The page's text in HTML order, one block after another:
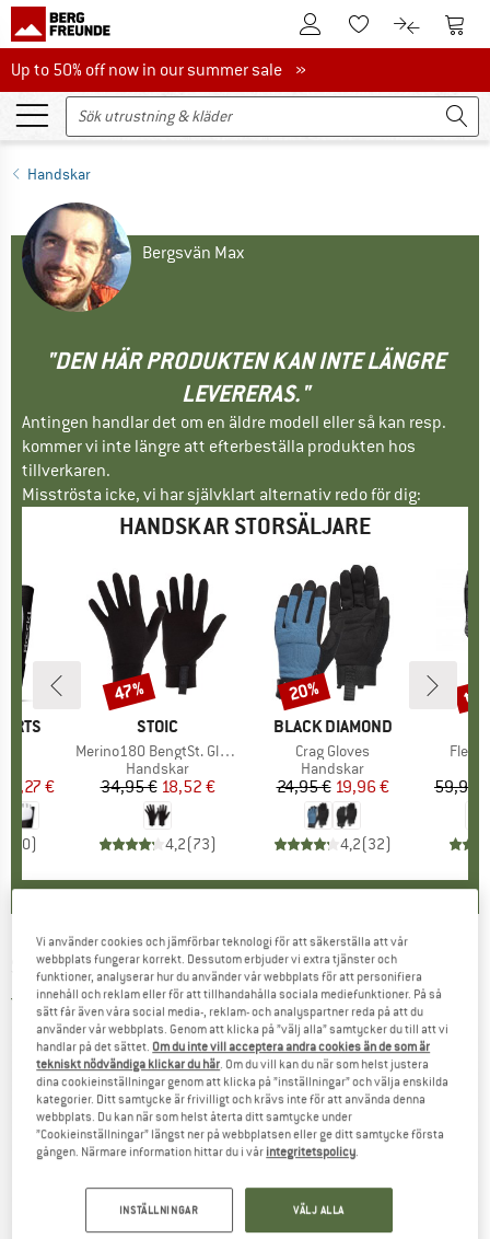
Till kundkontotTill minneslistan.
Till Till
Up to 50% off now in our summer sale
Up to 50% off now in our summer sale »
Handskar
Bergsvän Max
"DEN HÄR PRODUKTEN KAN INTE LÄNGRE
LEVERERAS."
Antingen handlar det om en äldre modell eller så kan resp.
kommer vi inte längre att efterbeställa produkten hos
tillverkaren.
Misströsta icke, vi har självklart alternativ redo för dig:
HANDSKAR STORSÄLJARE
pris
14,27 €
0)
VARUMÄRKE
STOIC
Produkter
Merino180 BengtSt. Glove
Produktgrupp
Handskar
Pris
34,95 €Reducerat pris
18,52 €
4,2(73)
Rabatt
47%
VARUMÄRKE
BLACK DIAMOND
Produkter
Crag Gloves
Produktgrupp
Handskar
Pris
24,95 € Reducerat pris
19,96 €
4,2(32)
Rabatt
20%
59,95 €
till
SNOWLIFE -Women's Chill Glove - Handskar
5,0(1)
Vi använder cookies och jämförbar teknologi för att säkerställa att vår
webbplats fungerar korrekt. Dessutom erbjuder vi extra tjänster och
funktioner, analyserar hur du använder vår webbplats för att personifiera
innehåll och reklam eller för att tillhandahålla sociala mediefunktioner. På så
sätt får även våra social media-, reklam- och analyspartner reda på att du
använder vår webbplats. Genom att klicka på ”välj alla” samtycker du till att vi
handlar på det sättet. Om du inte vill acceptera andra cookies än de som är
tekniskt nödvändiga klickar du här. Om du vill kan du när som helst justera
dina cookieinställningar genom att klicka på ”inställningar” och välja enskilda
kategorier. Ditt samtycke är frivilligt och krävs inte för att använda denna
webbplats. Du kan när som helst återta ditt samtycke under
”Cookieinställningar” längst ner på webbplatsen eller ge ditt samtycke första
gången. Närmare information hittar du i vår integritetspolicy.
INSTÄLLNINGAR VÄLJ ALLA